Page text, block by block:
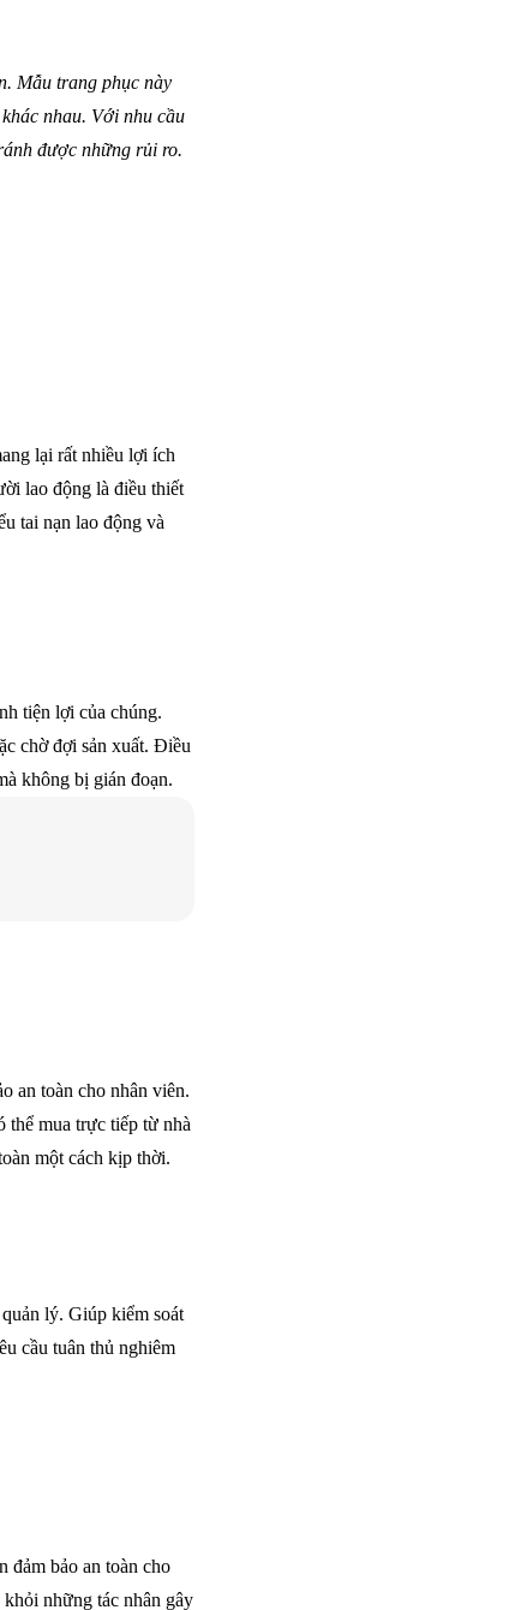
Mẫu trang phục này
nhau. Với nhu cầu
được những rủi ro.
lại rất nhiều lợi ích
lao động là điều thiết
tai nạn lao động và
tiện lợi của chúng.
chờ đợi sản xuất. Điều
không bị gián đoạn.
an toàn cho nhân viên.
thể mua trực tiếp từ nhà
một cách kịp thời.
lý. Giúp kiểm soát
cầu tuân thủ nghiêm
đảm bảo an toàn cho
những tác nhân gây